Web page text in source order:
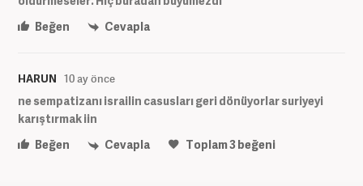
Beğen
Cevapla
HARUN 10 ay önce
ne sempatizanı israilin casusları geri dönüyorlar suriyeyi
karıştırmak iin
Beğen
Cevapla Toplam3beğeni